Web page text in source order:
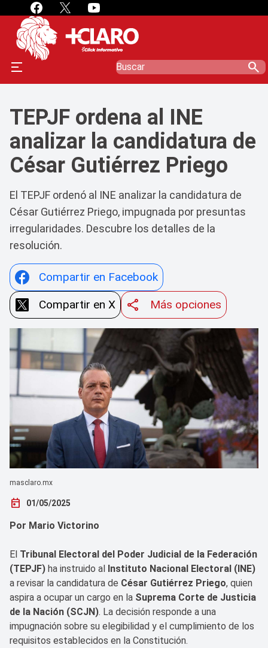
search
TEPJF ordena al INE
analizar la candidatura de
César Gutiérrez Priego
El TEPJF ordenó al INE analizar la candidatura de
César Gutiérrez Priego, impugnada por presuntas
irregularidades. Descubre los detalles de la
resolución.
Compartir en Facebook
Compartir en X
Más opciones
masclaro.mx
today 01/05/2025
Por Mario Victorino
El Tribunal Electoral del Poder Judicial de la Federación
(TEPJF) ha instruido al Instituto Nacional Electoral (INE)
a revisar la candidatura de César Gutiérrez Priego, quien
aspira a ocupar un cargo en la Suprema Corte de Justicia
de la Nación (SCJN). La decisión responde a una
impugnación sobre su elegibilidad y el cumplimiento de los
requisitos establecidos en la Constitución.